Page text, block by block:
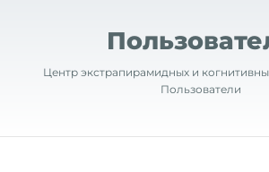
Центр экстрапирамидных и
Пользователи